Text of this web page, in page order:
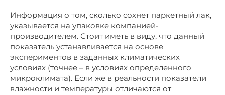
Информация о том, сколько сохнет паркетный лак,
указывается на упаковке компанией-
производителем. Стоит иметь в виду, что данный
показатель устанавливается на основе
экспериментов в заданных климатических
условиях (точнее – в условиях определенного
микроклимата). Если же в реальности показатели
влажности и температуры отличаются от